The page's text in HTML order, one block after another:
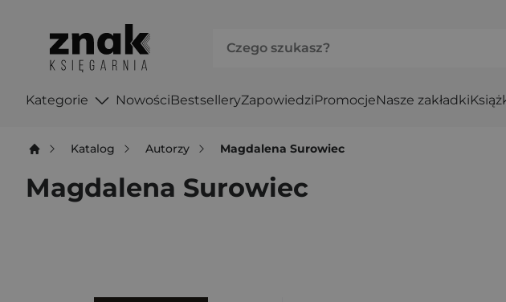
Kategorie NowościBestselleryZapowiedziPromocjeNasze zakładki
Katalog Autorzy Magdalena Surowiec
Magdalena Surowiec